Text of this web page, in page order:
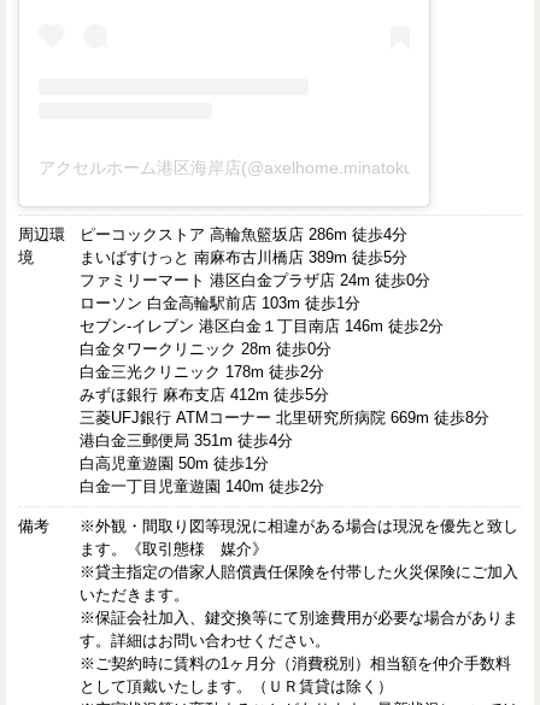
アクセルホーム港区海岸店(@axelhome.minatokukaigan)がシェ
周辺環
境
ピーコックストア 高輪魚籃坂店 286m 徒歩4分
まいばすけっと 南麻布古川橋店 389m 徒歩5分
ファミリーマート 港区白金プラザ店 24m 徒歩0分
ローソン 白金高輪駅前店 103m 徒歩1分
セブン-イレブン 港区白金１丁目南店 146m 徒歩2分
白金タワークリニック 28m 徒歩0分
白金三光クリニック 178m 徒歩2分
みずほ銀行 麻布支店 412m 徒歩5分
三菱UFJ銀行 ATMコーナー 北里研究所病院 669m 徒歩8分
港白金三郵便局 351m 徒歩4分
白高児童遊園 50m 徒歩1分
白金一丁目児童遊園 140m 徒歩2分
備考
※外観・間取り図等現況に相違がある場合は現況を優先と致し
ます。《取引態様 媒介》
※貸主指定の借家人賠償責任保険を付帯した火災保険にご加入
いただきます。
※保証会社加入、鍵交換等にて別途費用が必要な場合がありま
す。詳細はお問い合わせください。
※ご契約時に賃料の1ヶ月分（消費税別）相当額を仲介手数料
として頂戴いたします。（ＵＲ賃貸は除く）